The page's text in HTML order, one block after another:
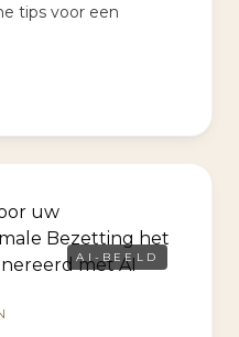
tips voor een
AI-BEELD